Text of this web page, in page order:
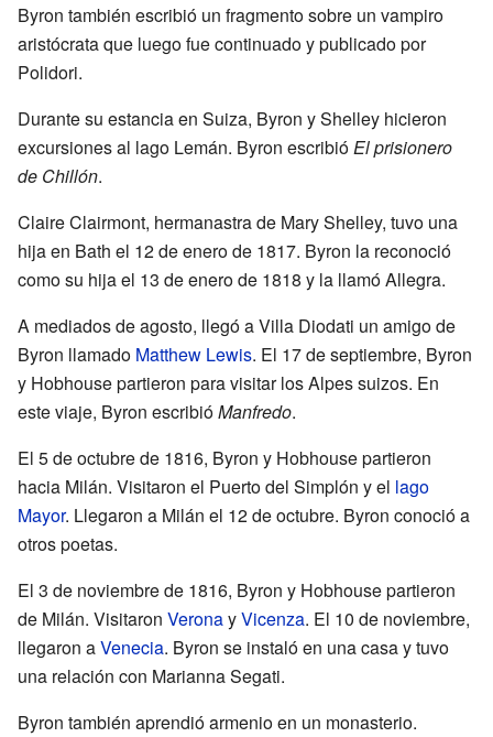
Byron también escribió un fragmento sobre un vampiro
aristócrata que luego fue continuado y publicado por
Polidori.
Durante su estancia en Suiza, Byron y Shelley hicieron
excursiones al lago Lemán. Byron escribió El prisionero
de Chillón.
Claire Clairmont, hermanastra de Mary Shelley, tuvo una
hija en Bath el 12 de enero de 1817. Byron la reconoció
como su hija el 13 de enero de 1818 y la llamó Allegra.
A mediados de agosto, llegó a Villa Diodati un amigo de
Byron llamado Matthew Lewis. El 17 de septiembre, Byron
y Hobhouse partieron para visitar los Alpes suizos. En
este viaje, Byron escribióManfredo.
El 5 de octubre de 1816, Byron y Hobhouse partieron
hacia Milán. Visitaron el Puerto del Simplón y el lago
Mayor. Llegaron a Milán el 12 de octubre. Byron conoció a
otros poetas.
El 3 de noviembre de 1816, Byron y Hobhouse partieron
de Milán. Visitaron VeronayVicenza. El 10 de noviembre,
llegaron aVenecia. Byron se instaló en una casa y tuvo
una relación con Marianna Segati.
Byron también aprendió armenio en un monasterio.